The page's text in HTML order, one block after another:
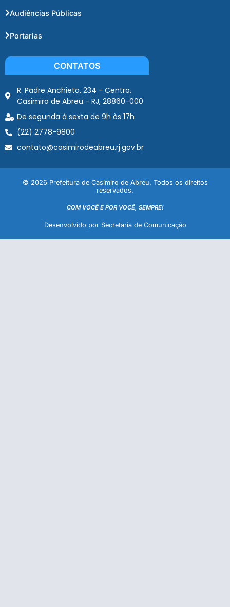
Audiências Públicas
Portarias
CONTATOS
R. Padre Anchieta, 234 - Centro,
Casimiro de Abreu - RJ, 28860-000
De segunda à sexta de 9h às 17h
(22) 2778-9800
contato@casimirodeabreu.rj.gov.br
© 2026 Prefeitura de Casimiro de Abreu. Todos os direitos
reservados.
COM VOCÊ E POR VOCÊ, SEMPRE!
Desenvolvido por Secretaria de Comunicação